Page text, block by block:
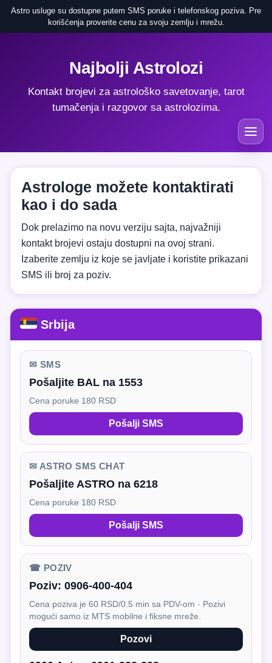
Astro usluge su dostupne putem SMS poruke i telefonskog poziva. Pre
korišćenja proverite cenu za svoju zemlju i mrežu.
Najbolji Astrolozi
Kontakt brojevi za astrološko savetovanje, tarot
tumačenja i razgovor sa astrolozima.
Astrologe možete kontaktirati
kao i do sada
Dok prelazimo na novu verziju sajta, najvažniji
kontakt brojevi ostaju dostupni na ovoj strani.
Izaberite zemlju iz koje se javljate i koristite prikazani
SMS ili broj za poziv.
Srbija
✉ SMS
Pošaljite BAL na 1553
Cena poruke 180 RSD
Pošalji SMS
✉ ASTRO SMS CHAT
Pošaljite ASTRO na 6218
Cena poruke 180 RSD
Pošalji SMS
☎ POZIV
Poziv: 0906-400-404
Cena poziva je 60 RSD/0.5 min sa PDV-om · Pozivi
mogući samo iz MTS mobilne i fiksne mreže.
Pozovi